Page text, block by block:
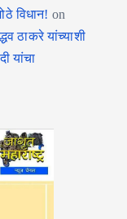
विधान! on
ठाकरे यांच्याशी
यांचा